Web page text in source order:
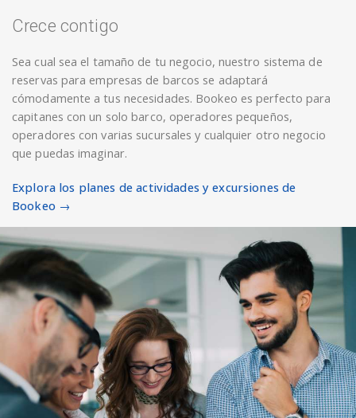
Crece contigo
Sea cual sea el tamaño de tu negocio, nuestro sistema de
reservas para empresas de barcos se adaptará
cómodamente a tus necesidades. Bookeo es perfecto para
capitanes con un solo barco, operadores pequeños,
operadores con varias sucursales y cualquier otro negocio
que puedas imaginar.
Explora los planes de actividades y excursiones de
Bookeo →